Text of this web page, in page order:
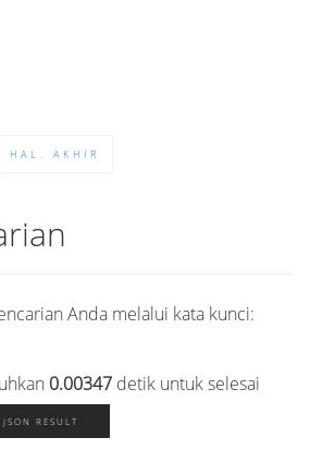
HAL. AKHIR
Anda melalui kata kunci:
0.00347 detik untuk selesai
JSON RESULT